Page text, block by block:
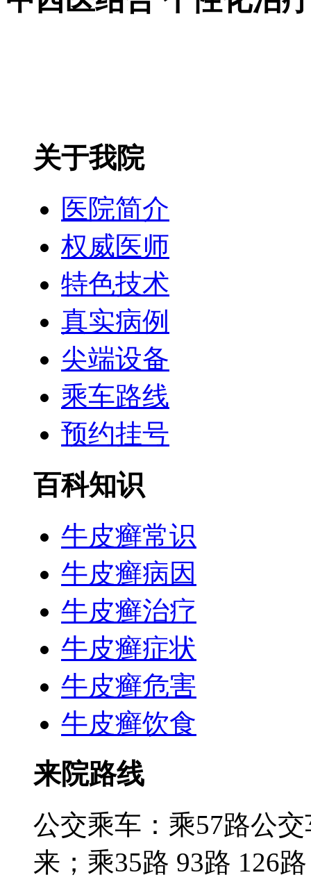
关于我院
医院简介
权威医师
特色技术
真实病例
尖端设备
乘车路线
预约挂号
百科知识
牛皮癣常识
牛皮癣病因
牛皮癣治疗
牛皮癣症状
牛皮癣危害
牛皮癣饮食
来院路线
公交乘车：乘57路公
来；乘35路 93路 126